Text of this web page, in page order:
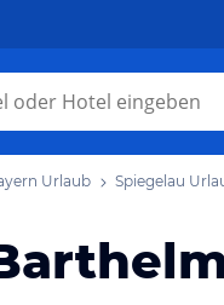
Urlaub Spiegelau